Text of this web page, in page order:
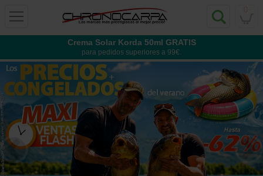
Crema Solar Korda 50ml GRATIS
para pedidos superiores a 99€.